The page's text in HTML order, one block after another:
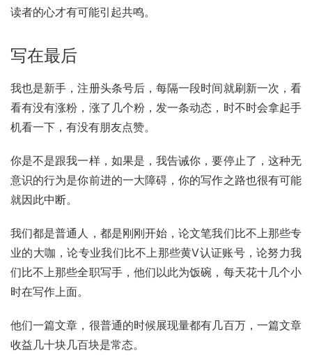
读者的心才有可能引起共鸣。
写在最后
我也是新手，注册头条号后，每隔一段时间就刷新一次，看
看有没有涨粉，涨了几个粉，发一条动态，时不时会拿起手
机看一下，有没有朋友点赞。
你是不是跟我一样，如果是，我告诫你，要停止了，这种无
意识的行为是你前进的一大障碍，你的写作之路也很有可能
就因此中断。
我们都是普通人，都是刚刚开始，论文笔我们比不上那些专
业的大咖，论专业我们比不上那些黄V认证账号，论努力我
们比不上那些全职写手，他们以此为饭碗，每天花十几个小
时在写作上面。
他们一篇文章，很普通的时候展现量都有几百万，一篇文章
收益几十块几百块是常态。